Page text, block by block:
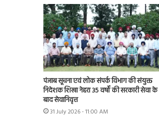
पंजाब सूचना एवं लोक संपर्क विभाग की संयुक्त
निदेशक शिखा नेहरा 35 वर्षों की सरकारी सेवा के
बाद सेवानिवृत्त
31 July 2026 - 11:00 AM